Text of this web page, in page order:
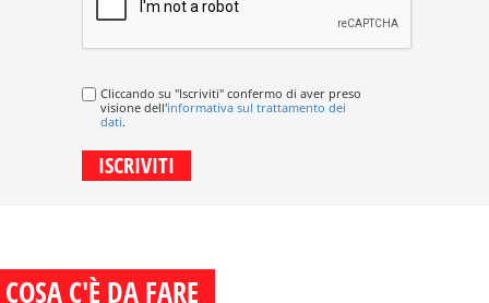
Cliccando su "Iscriviti" confermo di aver preso
visione dell'informativa sul trattamento dei
dati.
COSA C'È DA FARE